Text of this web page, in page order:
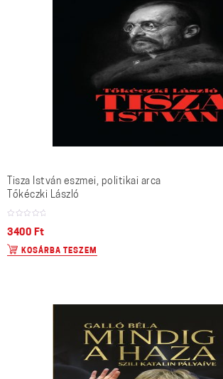
Tisza István eszmei, politikai arca
Tőkéczki László
3400 Ft
KOSÁRBA TESZEM